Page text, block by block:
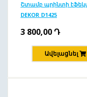
Շտամբ պրինտի
DEKOR D1425
3 800,00Դ
Ավելացնել